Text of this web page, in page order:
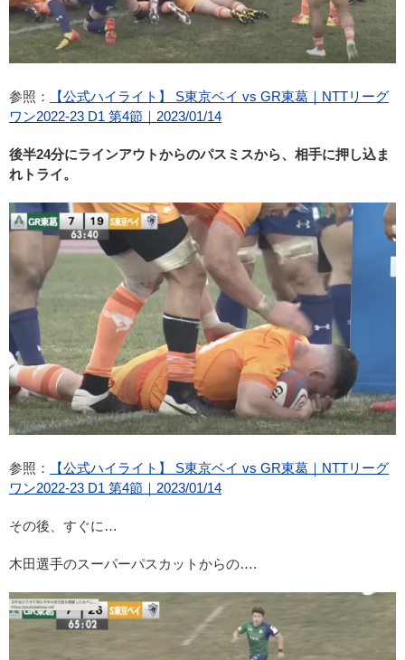
参照：
【公式ハイライト】 S東京ベイ vs GR東葛｜NTTリーグ
ワン2022-23 D1 第4節｜2023/01/14
後半24分にラインアウトからのパスミスから、相手に押し込ま
れトライ。
参照：
【公式ハイライト】 S東京ベイ vs GR東葛｜NTTリーグ
ワン2022-23 D1 第4節｜2023/01/14
その後、すぐに…
木田選手のスーパーパスカットからの….